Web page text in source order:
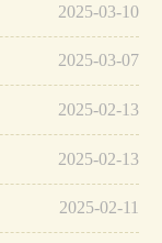
2025-03-10
2025-03-07
2025-02-13
2025-02-13
2025-02-11